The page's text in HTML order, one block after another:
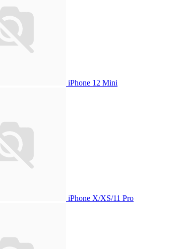
iPhone 12 Mini
iPhone X/XS/11 Pro